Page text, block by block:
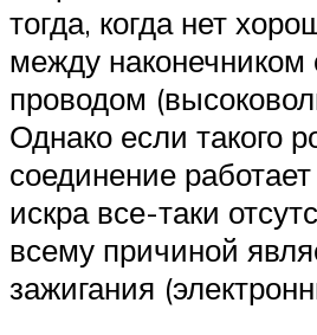
тогда, когда нет
между наконечником
проводом
Однако если такого
соединение
искра все-таки
всему причиной
зажигания